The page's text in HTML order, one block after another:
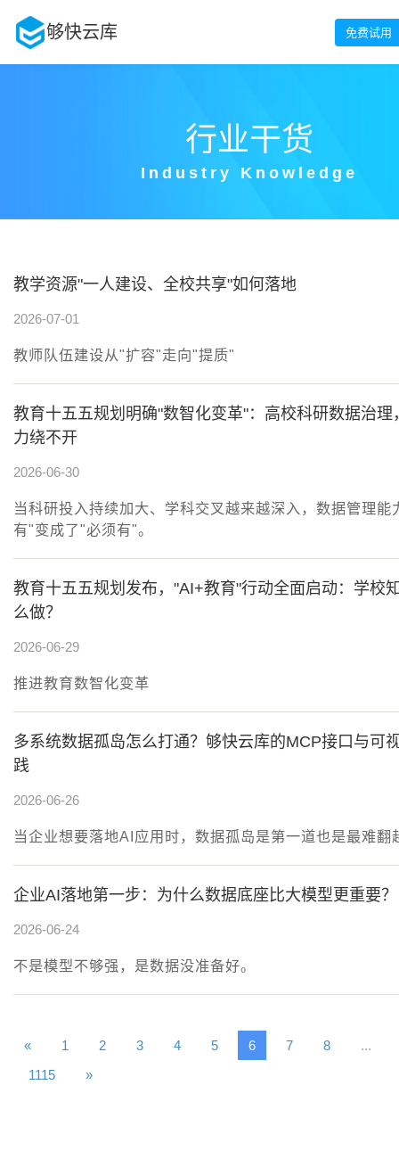
够快云库 免费试用
行业干货
Industry Knowledge
教学资源"一人建设、全校共享"如何落地
2026-07-01
教师队伍建设从"扩容"走向"提质"
教育十五五规划明确"数智化变革"：高校科研数据治理
力绕不开
2026-06-30
当科研投入持续加大、学科交叉越来越深入，数据管理能
有"变成了"必须有"。
教育十五五规划发布，"AI+教育"行动全面启动：学校
么做？
2026-06-29
推进教育数智化变革
多系统数据孤岛怎么打通？够快云库的MCP接口与可
践
2026-06-26
当企业想要落地AI应用时，数据孤岛是第一道也是最难翻
企业AI落地第一步：为什么数据底座比大模型更重要？
2026-06-24
不是模型不够强，是数据没准备好。
« 1 2 3 4 5 6 7 8
...
1115
»